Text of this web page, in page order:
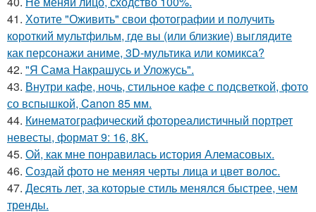
41. Хотите "Оживить" свои фотографии и получить
короткий мультфильм, где вы (или близкие) выглядите
как персонажи аниме, 3D-мультика или комикса?
42. "Я Сама Накрашусь и Уложусь".
43. Внутри кафе, ночь, стильное кафе с подсветкой, фото
со вспышкой, Canon 85 мм.
44. Кинематографический фотореалистичный портрет
невесты, формат 9: 16, 8K.
45. Ой, как мне понравилась история Алемасовых.
46. Создай фото не меняя черты лица и цвет волос.
47. Десять лет, за которые стиль менялся быстрее, чем
тренды.